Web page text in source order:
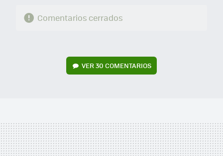
Comentarios cerrados
VER 30 COMENTARIOS